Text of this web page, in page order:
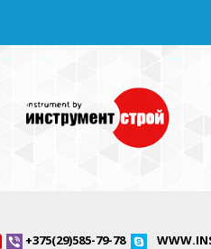
+375(29)585-79-78